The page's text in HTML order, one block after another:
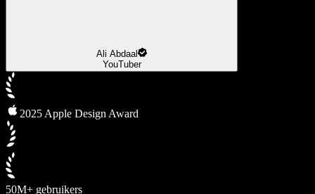
Ali Abdaal
YouTuber
2025 Apple Design Award
50M+ gebruikers